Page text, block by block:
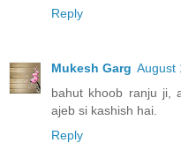
Reply
Mukesh Garg August
bahut khoob ranju ji,
ajeb si kashish hai.
Reply